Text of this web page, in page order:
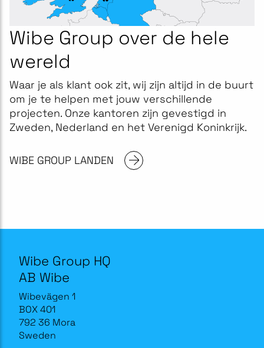
Wibe Group over de hele
wereld
Waar je als klant ook zit, wij zijn altijd in de buurt
om je te helpen met jouw verschillende
projecten. Onze kantoren zijn gevestigd in
Zweden, Nederland en het Verenigd Koninkrijk.
WIBE GROUP LANDEN
Wibe Group HQ
AB Wibe
Wibevägen 1
BOX 401
792 36 Mora
Sweden